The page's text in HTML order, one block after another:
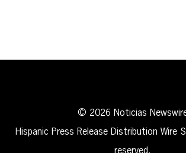
© 2026 Noticias
Hispanic Press Release Distribution Wire